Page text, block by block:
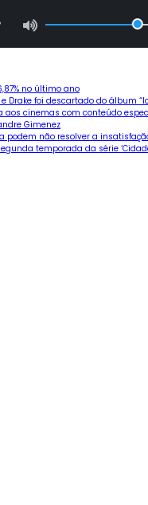
no último ano
Drake foi descartado do álbum
aos cinemas com conteúdo
Gimenez
podem não resolver a
temporada da série